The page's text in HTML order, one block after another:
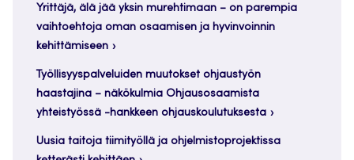
Yrittäjä, älä jää yksin murehtimaan – on parempia
vaihtoehtoja oman osaamisen ja hyvinvoinnin
kehittämiseen
Työllisyyspalveluiden muutokset ohjaustyön
haastajina – näkökulmia Ohjausosaamista
yhteistyössä -hankkeen ohjauskoulutuksesta
Uusia taitoja tiimityöllä ja ohjelmistoprojektissa